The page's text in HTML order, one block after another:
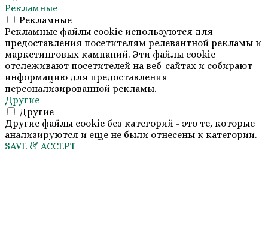
Рекламные
Рекламные
Рекламные файлы cookie используются для
предоставления посетителям релевантной рекламы и
маркетинговых кампаний. Эти файлы cookie
отслеживают посетителей на веб-сайтах и собирают
информацию для предоставления
персонализированной рекламы.
Другие
Другие
Другие файлы cookie без категорий - это те, которые
анализируются и еще не были отнесены к категории.
SAVE & ACCEPT